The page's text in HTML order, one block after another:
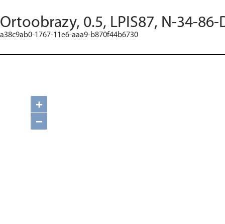
Ortoobrazy, 0.5, LPIS87, N-34-86-
a38c9ab0-1767-11e6-aaa9-b870f44b6730
+
−